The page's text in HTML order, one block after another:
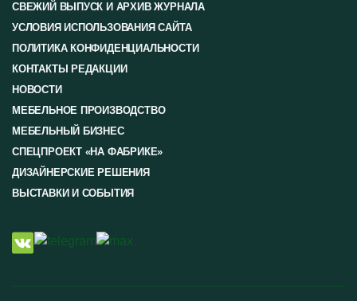
СВЕЖИЙ ВЫПУСК И АРХИВ ЖУРНАЛА
УСЛОВИЯ ИСПОЛЬЗОВАНИЯ САЙТА
ПОЛИТИКА КОНФИДЕНЦИАЛЬНОСТИ
КОНТАКТЫ РЕДАКЦИИ
НОВОСТИ
МЕБЕЛЬНОЕ ПРОИЗВОДСТВО
МЕБЕЛЬНЫЙ БИЗНЕС
СПЕЦПРОЕКТ «НА ФАБРИКЕ»
ДИЗАЙНЕРСКИЕ РЕШЕНИЯ
ВЫСТАВКИ И СОБЫТИЯ